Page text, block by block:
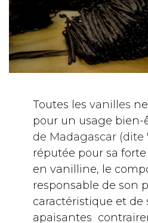
Toutes les vanilles
pour un usage bien-
de Madagascar (dite
réputée pour sa
en vanilline, le
responsable de son
caractéristique et de
apaisantes